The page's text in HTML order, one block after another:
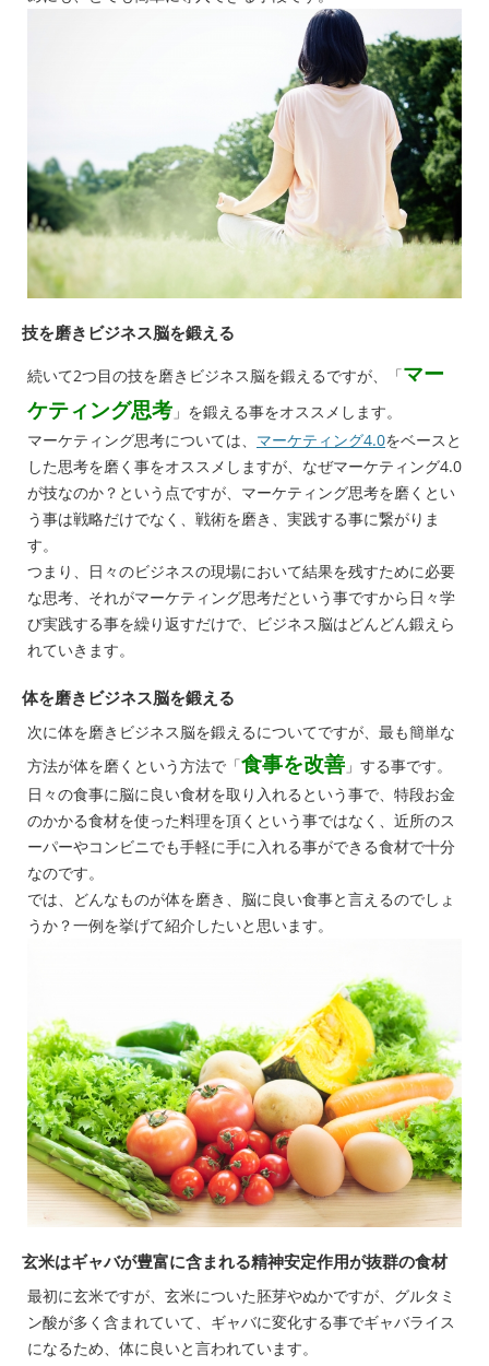
技を磨きビジネス脳を鍛える
続いて2つ目の技を磨きビジネス脳を鍛えるですが、「マー
ケティング思考 」を鍛える事をオススメします。
マーケティング思考については、 マーケティング4.0をベースと
した思考を磨く事をオススメしますが、なぜマーケティング4.0
が技なのか？という点ですが、マーケティング思考を磨くとい
う事は戦略だけでなく、戦術を磨き、実践する事に繋がりま
す。
つまり、日々のビジネスの現場において結果を残すために必要
な思考、それがマーケティング思考だという事ですから日々学
び実践する事を繰り返すだけで、ビジネス脳はどんどん鍛えら
れていきます。
体を磨きビジネス脳を鍛える
次に体を磨きビジネス脳を鍛えるについてですが、最も簡単な
方法が体を磨くという方法で「食事を改善 」する事です。
日々の食事に脳に良い食材を取り入れるという事で、特段お金
のかかる食材を使った料理を頂くという事ではなく、近所のス
ーパーやコンビニでも手軽に手に入れる事ができる食材で十分
なのです。
では、どんなものが体を磨き、脳に良い食事と言えるのでしょ
うか？一例を挙げて紹介したいと思います。
玄米はギャバが豊富に含まれる精神安定作用が抜群の食材
最初に玄米ですが、玄米についた胚芽やぬかですが、グルタミ
ン酸が多く含まれていて、ギャバに変化する事でギャバライス
になるため、体に良いと言われています。